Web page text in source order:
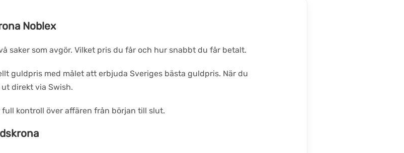
Noblex
saker som avgör. Vilket pris du får och hur snabbt du får betalt.
guldpris med målet att erbjuda Sveriges bästa guldpris. När du
direkt via Swish.
kontroll över affären från början till slut.